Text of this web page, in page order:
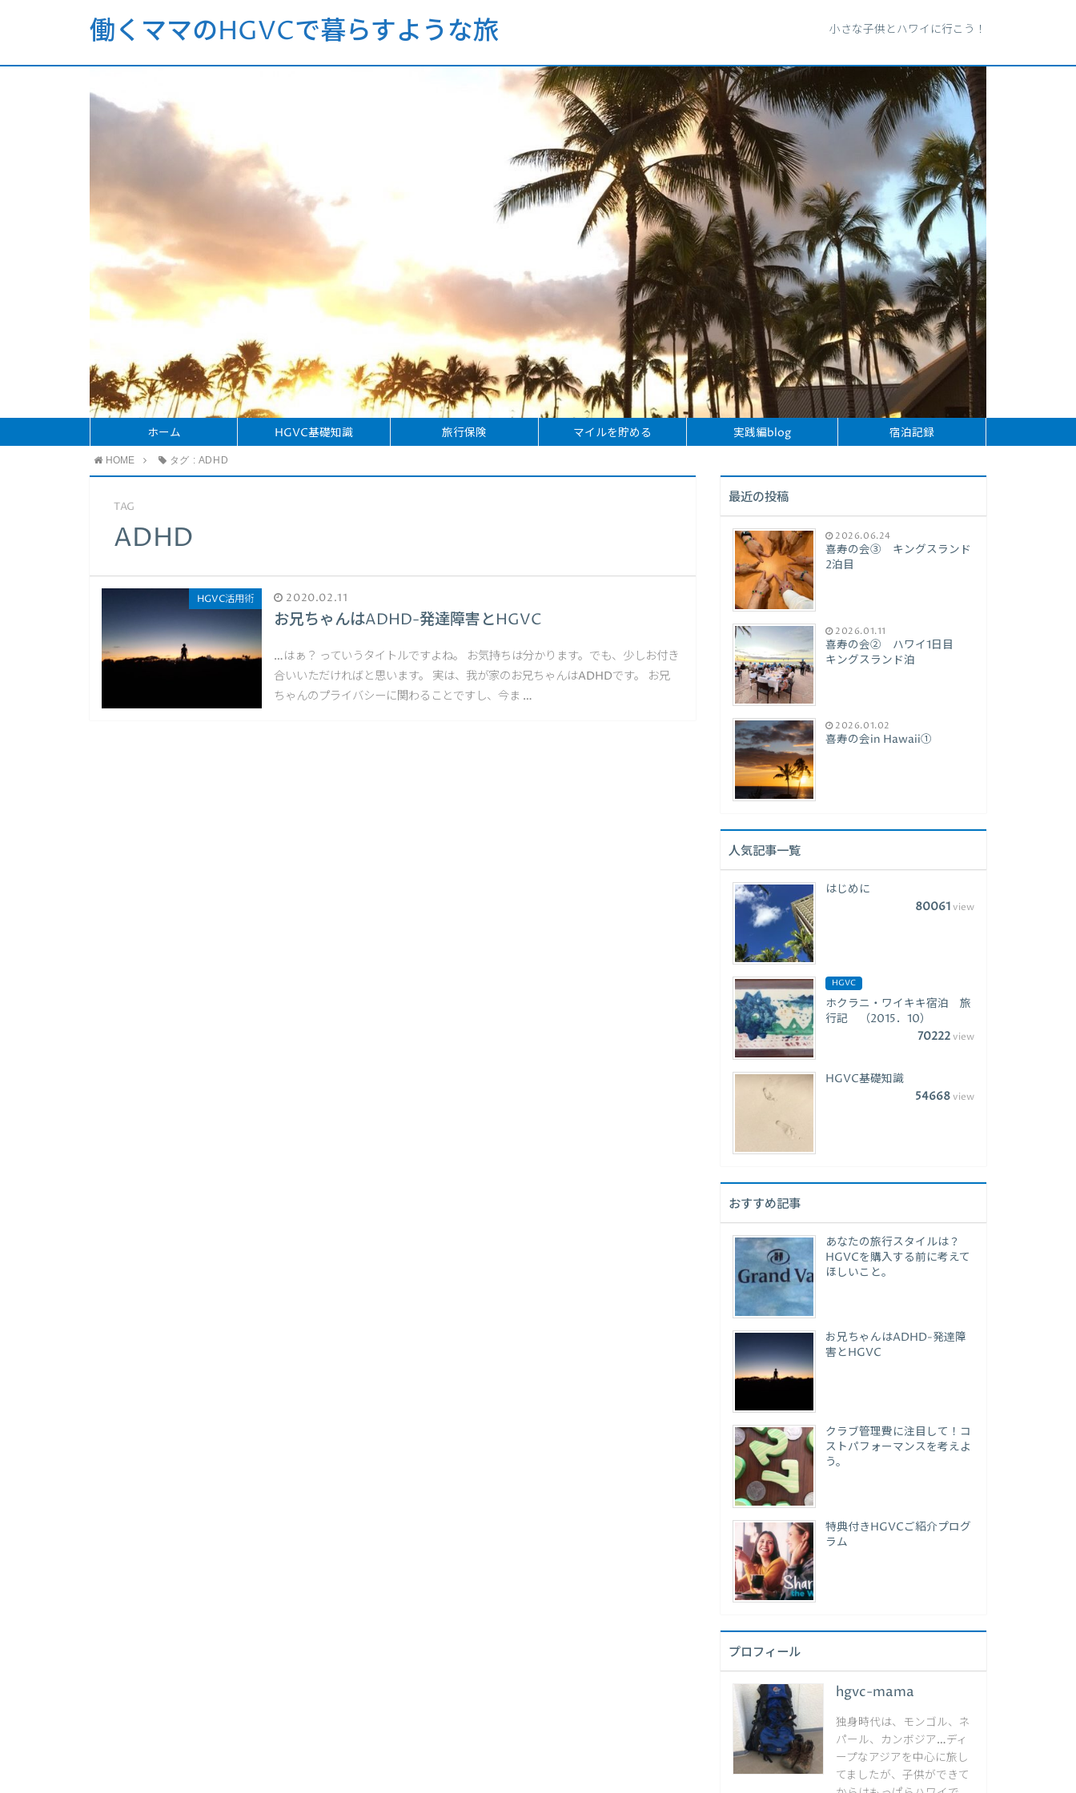
働くママのHGVCで暮らすような旅 小さな子供とハワイに行こう！
ホーム HGVC基礎知識 旅行保険 マイルを貯める 実践編blog 宿泊記録
HOME タグ : ADHD
TAG
ADHD
HGVC活用術 2020.02.11
お兄ちゃんはADHD-発達障害とHGVC
…はぁ？ っていうタイトルですよね。 お気持ちは分かります。でも、少しお付き
合いいただければと思います。 実は、我が家のお兄ちゃんはADHDです。 お兄
ちゃんのプライバシーに関わることですし、今ま …
最近の投稿
2026.06.24
喜寿の会③ キングスランド
2泊目
2026.01.11
喜寿の会② ハワイ1日目
キングスランド泊
2026.01.02
喜寿の会in Hawaii①
人気記事一覧
はじめに
80061view
HGVC
ホクラニ・ワイキキ宿泊 旅
行記 （2015．10）
70222view
HGVC基礎知識
54668view
おすすめ記事
あなたの旅行スタイルは？
HGVCを購入する前に考えて
ほしいこと。
お兄ちゃんはADHD-発達障
害とHGVC
クラブ管理費に注目して！コ
ストパフォーマンスを考えよ
う。
特典付きHGVCご紹介プログ
ラム
プロフィール
hgvc-mama
独身時代は、モンゴル、ネ
パール、カンボジア…ディ
ープなアジアを中心に旅し
てましたが、子供ができて